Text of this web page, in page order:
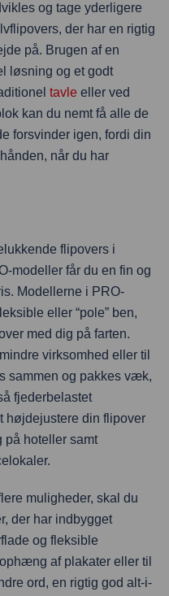
og tage yderligere
der har en rigtig
på. Brugen af en
løsning og et godt
tavle eller ved
kan du nemt få alle de
forsvinder igen, fordi din
når du har
flipovers i
modeller får du en fin og
Modellerne i PRO-
eller “pole” ben,
med dig på farten.
virksomhed eller til
sammen og pakkes væk,
fjederbelastet
højdejustere din flipover
på hoteller samt
muligheder, skal du
der har indbygget
og fleksible
af plakater eller til
ord, en rigtig god alt-i-